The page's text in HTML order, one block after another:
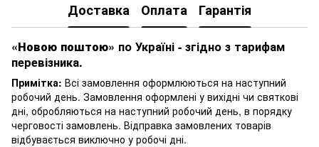
Доставка Оплата Гарантія
«Новою поштою» по Україні - згідно з тарифам
перевізника.
Примітка: Всі замовлення оформлюються на наступний
робочий день. Замовлення оформлені у вихідні чи святкові
дні, обробляються на наступний робочий день, в порядку
черговості замовлень. Відправка замовлених товарів
відбувається виключно у робочі дні.